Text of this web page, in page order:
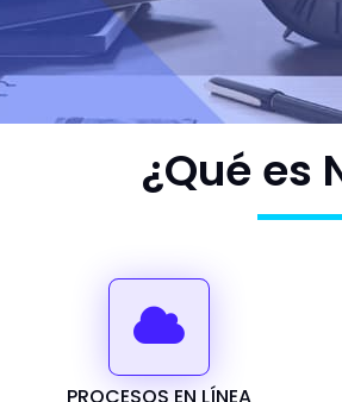
¿Qué es